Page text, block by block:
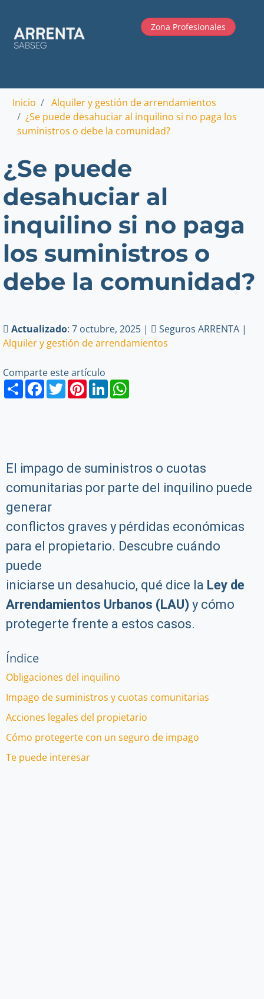
Zona Profesionales
Inicio
Alquiler y gestión de arrendamientos
¿Se puede desahuciar al inquilino si no paga los
suministros o debe la comunidad?
¿Se puede
desahuciar al
inquilino si no paga
los suministros o
debe la comunidad?
Actualizado: 7 octubre, 2025 |
Seguros ARRENTA |
Alquiler y gestión de arrendamientos
Comparte este artículo
ShareFacebook
TwitterPinterest
LinkedIn
El impago de suministros o cuotas
comunitarias por parte del inquilino puede
generar
conflictos graves y pérdidas económicas
para el propietario. Descubre cuándo
puede
iniciarse un desahucio, qué dice la Ley de
Arrendamientos Urbanos (LAU) y cómo
protegerte frente a estos casos.
Índice
Obligaciones del inquilino
Impago de suministros y cuotas comunitarias
Acciones legales del propietario
Cómo protegerte con un seguro de impago
Te puede interesar